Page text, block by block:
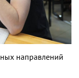
направлений